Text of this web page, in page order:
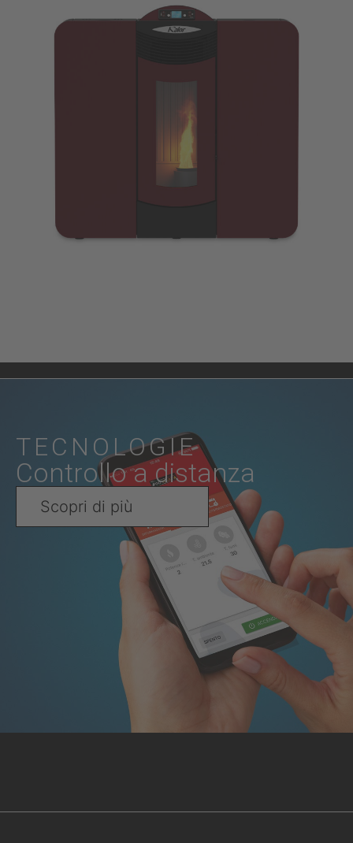
TECNOLOGIE
Controllo a distanza
Scopri di più